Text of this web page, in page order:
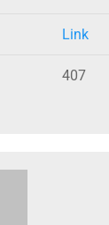
Link
407